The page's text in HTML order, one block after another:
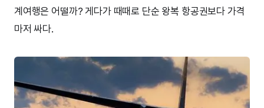
계여행은 어떨까? 게다가 때때로 단순 왕복 항공권보다 가격
마저 싸다.